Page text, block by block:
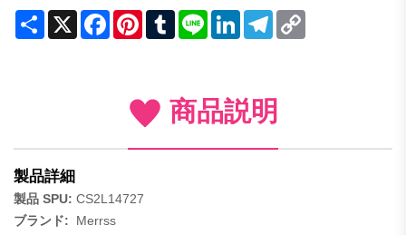
Share X FacebookPinterestTumblrLine LinkedInTelegram
商品説明
製品詳細
製品 SPU: CS2L14727
ブランド: Merrss